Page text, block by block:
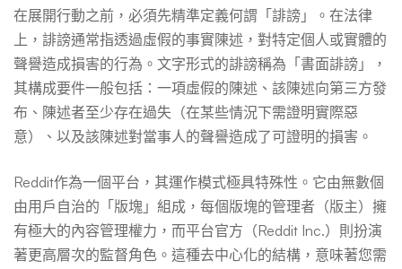
道
在展開行動之前，必須先精準定義何謂「誹謗」。在法律
上，誹謗通常指透過虛假的事實陳述，對特定個人或實體的
聲譽造成損害的行為。文字形式的誹謗稱為「書面誹謗」，
其構成要件一般包括：一項虛假的陳述、該陳述向第三方發
布、陳述者至少存在過失（在某些情況下需證明實際惡
意）、以及該陳述對當事人的聲譽造成了可證明的損害。
Reddit作為一個平台，其運作模式極具特殊性。它由無數個
由用戶自治的「版塊」組成，每個版塊的管理者（版主）擁
有極大的內容管理權力，而平台官方（Reddit Inc.）則扮演
著更高層次的監督角色。這種去中心化的結構，意味著您需